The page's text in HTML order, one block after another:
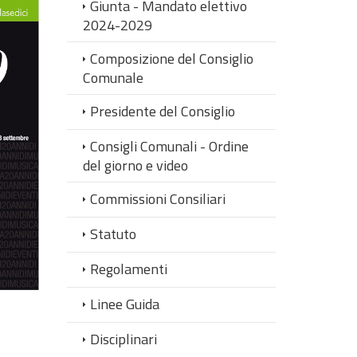
Giunta - Mandato elettivo
2024-2029
Composizione del Consiglio
Comunale
Presidente del Consiglio
Consigli Comunali - Ordine
del giorno e video
Commissioni Consiliari
Statuto
Regolamenti
Linee Guida
Disciplinari